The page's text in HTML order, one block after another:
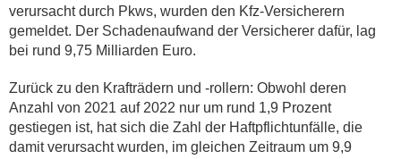
verursacht durch Pkws, wurden den Kfz-Versicherern
gemeldet. Der Schadenaufwand der Versicherer dafür, lag
bei rund 9,75 Milliarden Euro.
Zurück zu den Krafträdern und -rollern: Obwohl deren
Anzahl von 2021 auf 2022 nur um rund 1,9 Prozent
gestiegen ist, hat sich die Zahl der Haftpflichtunfälle, die
damit verursacht wurden, im gleichen Zeitraum um 9,9